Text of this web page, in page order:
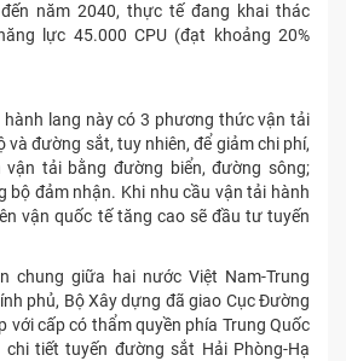
năm 2040, thực tế đang khai thác
lực 45.000 CPU (đạt khoảng 20%
hành lang này có 3 phương thức vận tải
và đường sắt, tuy nhiên, để giảm chi phí,
vận tải bằng đường biển, đường sông;
bộ đảm nhận. Khi nhu cầu vận tải hành
vận quốc tế tăng cao sẽ đầu tư tuyến
chung giữa hai nước Việt Nam-Trung
phủ, Bộ Xây dựng đã giao Cục Đường
với cấp có thẩm quyền phía Trung Quốc
tiết tuyến đường sắt Hải Phòng-Hạ